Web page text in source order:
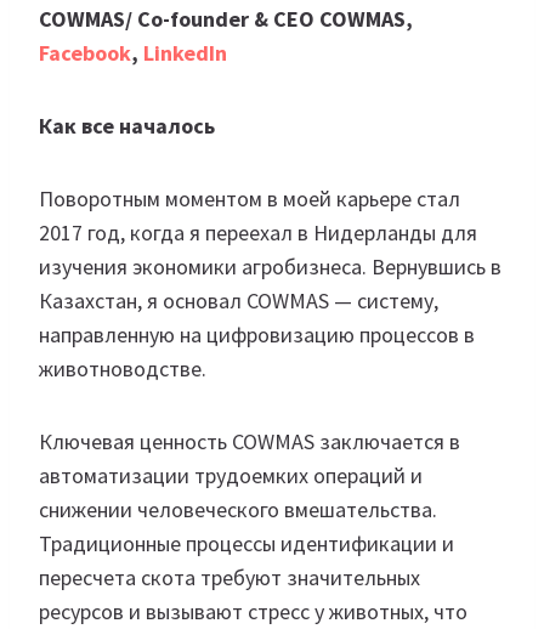
COWMAS/ Co-founder & CEO COWMAS,
Facebook, LinkedIn
Как все началось
Поворотным моментом в моей карьере стал
2017 год, когда я переехал в Нидерланды для
изучения экономики агробизнеса. Вернувшись в
Казахстан, я основал COWMAS — систему,
направленную на цифровизацию процессов в
животноводстве.
Ключевая ценность COWMAS заключается в
автоматизации трудоемких операций и
снижении человеческого вмешательства.
Традиционные процессы идентификации и
пересчета скота требуют значительных
ресурсов и вызывают стресс у животных, что